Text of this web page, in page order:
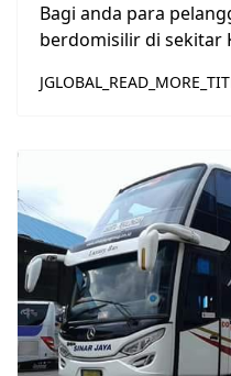
Bagi anda para
berdomisilir di sekitar